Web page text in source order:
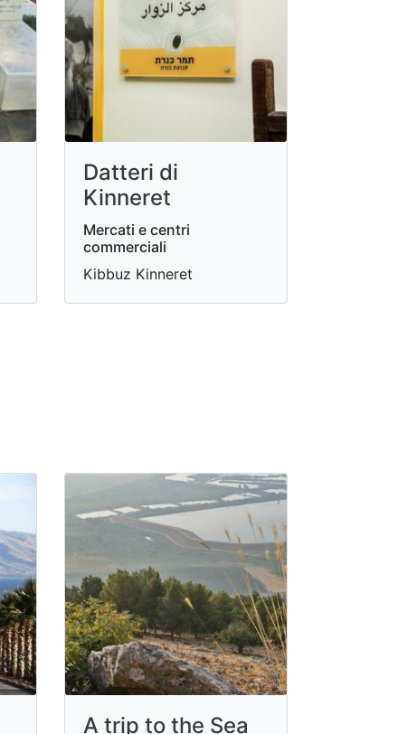
Datteri di
Kinneret
Mercati e centri
commerciali
Kibbuz Kinneret
A trip to the Sea